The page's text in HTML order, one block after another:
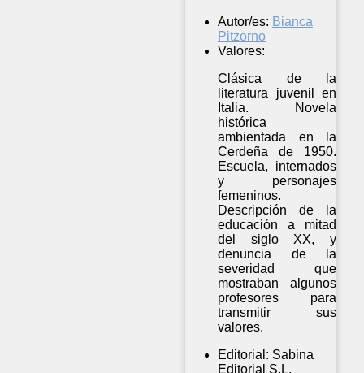
Autor/es: Bianca
Pitzorno
Valores:
Clásica de la
literatura juvenil en
Italia. Novela
histórica
ambientada en la
Cerdeña de 1950.
Escuela, internados
y personajes
femeninos.
Descripción de la
educación a mitad
del siglo XX, y
denuncia de la
severidad que
mostraban algunos
profesores para
transmitir sus
valores.
Editorial: Sabina
Editorial S.L.